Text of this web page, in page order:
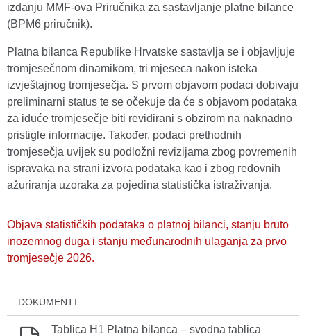
izdanju MMF-ova Priručnika za sastavljanje platne bilance
(BPM6 priručnik).
Platna bilanca Republike Hrvatske sastavlja se i objavljuje
tromjesečnom dinamikom, tri mjeseca nakon isteka
izvještajnog tromjesečja. S prvom objavom podaci dobivaju
preliminarni status te se očekuje da će s objavom podataka
za iduće tromjesečje biti revidirani s obzirom na naknadno
pristigle informacije. Također, podaci prethodnih
tromjesečja uvijek su podložni revizijama zbog povremenih
ispravaka na strani izvora podataka kao i zbog redovnih
ažuriranja uzoraka za pojedina statistička istraživanja.
Objava statističkih podataka o platnoj bilanci, stanju bruto
inozemnog duga i stanju međunarodnih ulaganja za prvo
tromjesečje 2026.
DOKUMENTI
Tablica H1 Platna bilanca – svodna tablica